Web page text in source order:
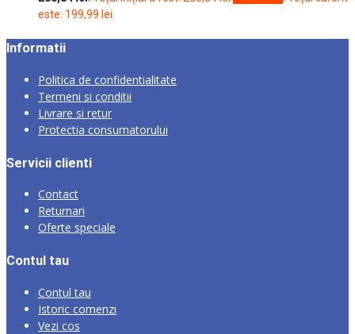
este: 199,99 lei.
Informatii
Politica de confidentialitate
Termeni si conditii
Livrare si retur
Protectia consumatorului
Servicii clienti
Contact
Returnari
Oferte speciale
Contul tau
Contul tau
Istoric comenzi
Vezi cos